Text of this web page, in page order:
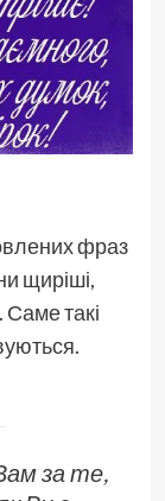
фраз
щиріші,
Саме такі
за те,